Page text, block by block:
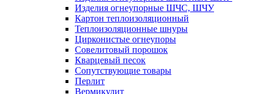
Изделия огнеупорные ШЧС, ШЧУ
Картон теплоизоляционный
Теплоизоляционные шнуры
Цирконистые огнеупоры
Совелитовый порошок
Кварцевый песок
Сопутствующие товары
Перлит
Вермикулит